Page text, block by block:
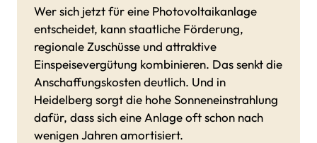
Wer sich jetzt für eine Photovoltaikanlage
entscheidet, kann staatliche Förderung,
regionale Zuschüsse und attraktive
Einspeisevergütung kombinieren. Das senkt die
Anschaffungskosten deutlich. Und in
Heidelberg sorgt die hohe Sonneneinstrahlung
dafür, dass sich eine Anlage oft schon nach
wenigen Jahren amortisiert.